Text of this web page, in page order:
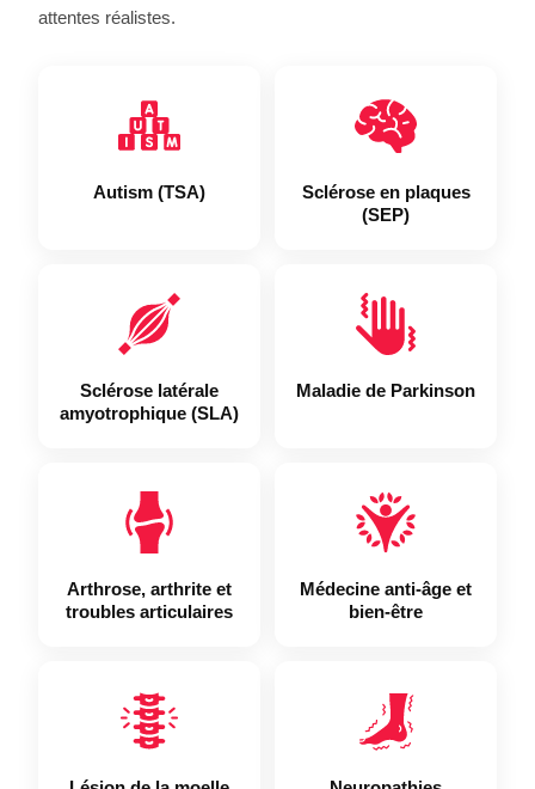
attentes réalistes.
Autism (TSA)
Sclérose en plaques
(SEP)
Sclérose latérale
amyotrophique (SLA)
Maladie de Parkinson
Arthrose, arthrite et
troubles articulaires
Médecine anti-âge et
bien-être